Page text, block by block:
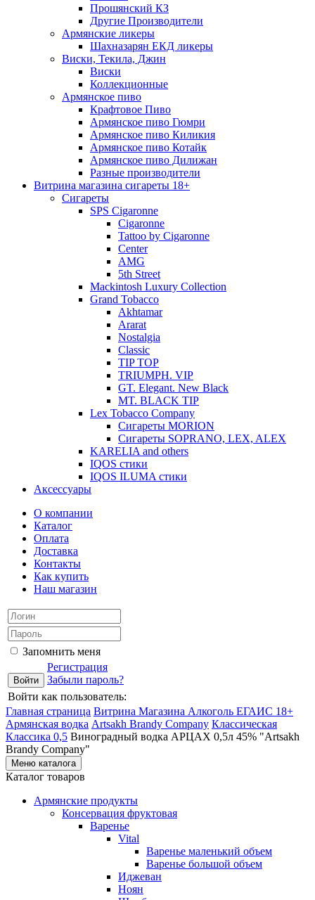
Прошянский КЗ
Другие Производители
Армянские ликеры
Шахназарян ЕКД ликеры
Виски, Текила, Джин
Виски
Коллекционные
Армянское пиво
Крафтовое Пиво
Армянское пиво Гюмри
Армянское пиво Киликия
Армянское пиво Котайк
Армянское пиво Дилижан
Разные производители
Витрина магазина сигареты 18+
Cигареты
SPS Cigaronne
Сigaronne
Tattoo by Cigaronne
Center
AMG
5th Street
Mackintosh Luxury Collection
Grand Tobacco
Akhtamar
Ararat
Nostalgia
Classic
TIP TOP
TRIUMPH. VIP
GT. Elegant. New Black
MT. BLACK TIP
Lex Tobacco Company
Сигареты MORION
Сигареты SOPRANO, LEX, ALEX
KARELIA and others
IQOS стики
IQOS ILUMA стики
Аксессуары
О компании
Каталог
Оплата
Доставка
Контакты
Как купить
Наш магазин
Запомнить меня
Регистрация
Забыли пароль?
Войти как пользователь:
Главная страница Витрина Магазина Алкоголь ЕГАИС 18+
Армянская водка Artsakh Brandy Company Классическая
Классика 0,5 Виноградный водка АРЦАХ 0,5л 45% "Artsakh
Brandy Company"
Меню каталога
Каталог товаров
Армянские продукты
Консервация фруктовая
Варенье
Vital
Варенье маленький объем
Варенье большой объем
Иджеван
Ноян